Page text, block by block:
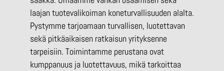
laajan tuotevalikoiman koneturvallisuuden alalta.
Pystymme tarjoamaan turvallisen, luotettavan
sekä pitkäaikaisen ratkaisun yrityksenne
tarpeisiin. Toimintamme perustana ovat
kumppanuus ja luotettavuus, mikä tarkoittaa